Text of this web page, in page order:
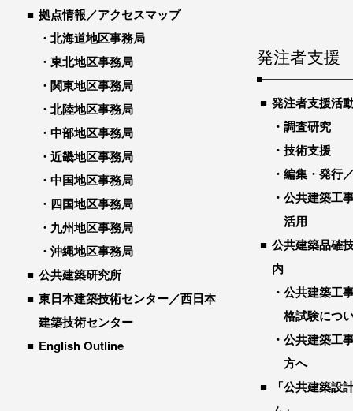
拠点情報／アクセスマップ
北海道地区事務局
東北地区事務局
関東地区事務局
北陸地区事務局
中部地区事務局
近畿地区事務局
中国地区事務局
四国地区事務局
九州地区事務局
沖縄地区事務局
公共建築研究所
東日本建築技術センター／西日本
建築技術センター
English Outline
発注者支援
発注者支援活
調査研究
技術支援
編集・発行
公共建築工
活用
公共建築品確
内
公共建築工
格試験につ
公共建築工
方へ
「公共建築設